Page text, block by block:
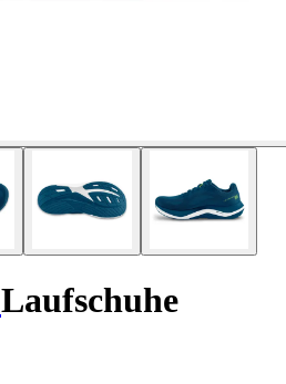
Laufschuhe